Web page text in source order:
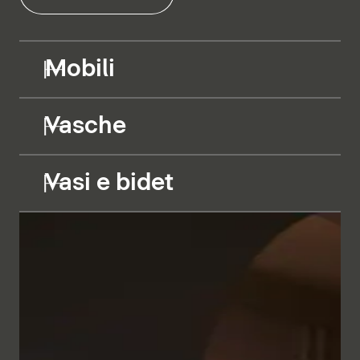
Mobili
Vasche
Vasi e bidet